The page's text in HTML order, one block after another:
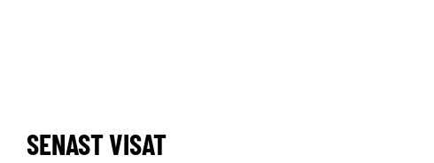
SENAST VISAT